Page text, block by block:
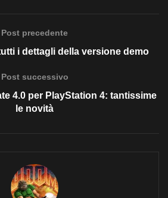
Post precedente
i dettagli della versione demo
Post successivo
4.0 per PlayStation 4: tantissime
le novità